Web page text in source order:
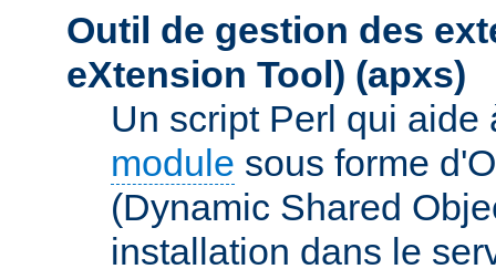
Outil de gestion des
eXtension Tool) (apxs)
Un script Perl qui
module sous forme
(Dynamic Shared
installation dans le